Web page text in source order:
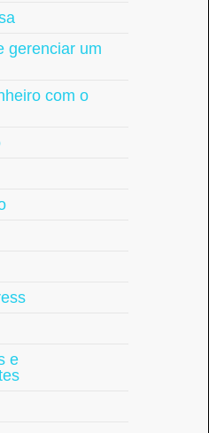
gerenciar um
com o
e